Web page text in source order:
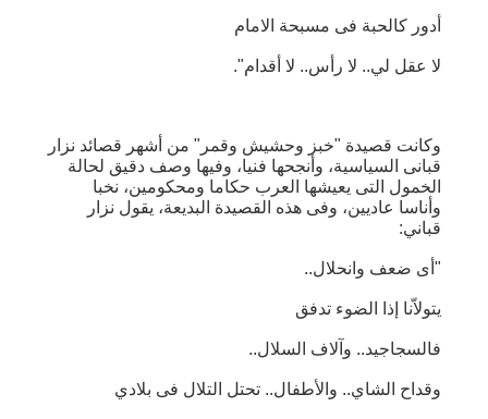
أدور كالحبة فى مسبحة الامام
لا عقل لي.. لا رأس.. لا أقدام".
وكانت قصيدة "خبز وحشيش وقمر" من أشهر قصائد نزار
قبانى السياسية، وأنجحها فنيا، وفيها وصف دقيق لحالة
الخمول التى يعيشها العرب حكاما ومحكومين، نخبا
وأناسا عاديين، وفى هذه القصيدة البديعة، يقول نزار
قباني:
"أى ضعف وانحلال..
يتولاّنا إذا الضوء تدفق
فالسجاجيد.. وآلاف السلال..
وقداح الشاي.. والأطفال.. تحتل التلال فى بلادي